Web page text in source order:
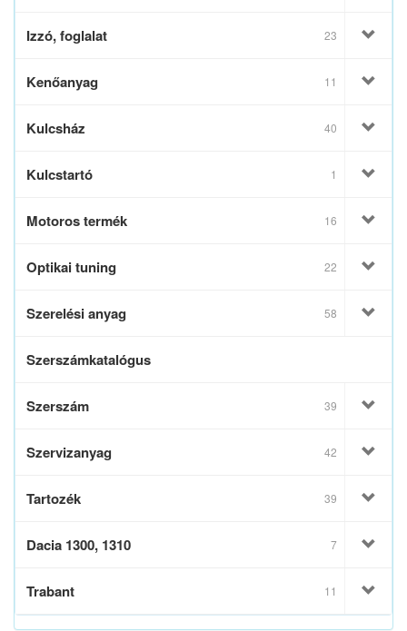
Izzó, foglalat 23
Kenőanyag 11
Kulcsház 40
Kulcstartó 1
Motoros termék 16
Optikai tuning 22
Szerelési anyag 58
Szerszámkatalógus
Szerszám 39
Szervizanyag 42
Tartozék 39
Dacia 1300, 1310 7
Trabant 11